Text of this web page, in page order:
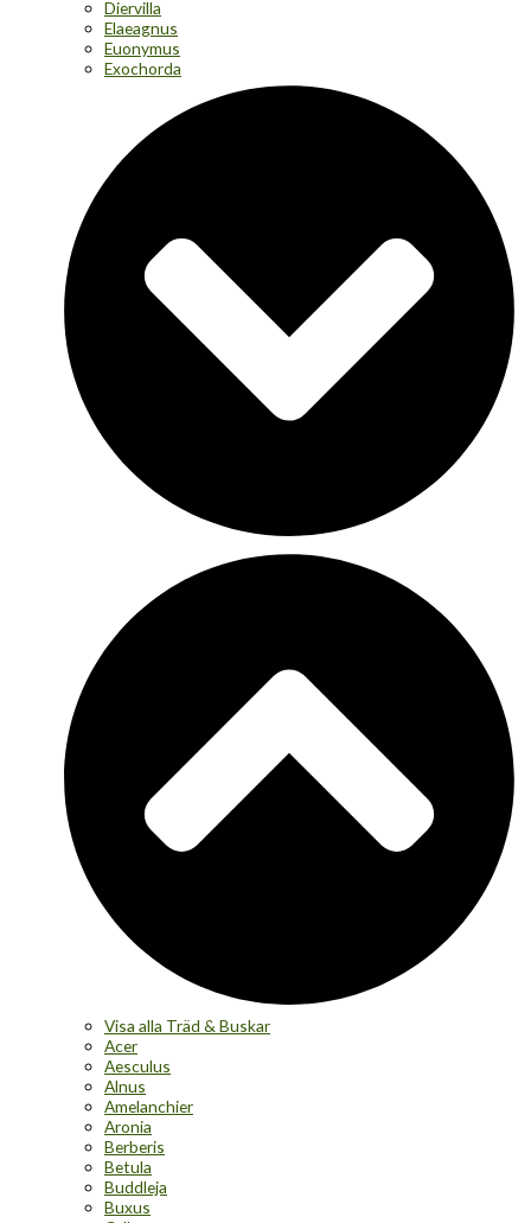
Diervilla
Elaeagnus
Euonymus
Exochorda
Visa alla Träd & Buskar
Acer
Aesculus
Alnus
Amelanchier
Aronia
Berberis
Betula
Buddleja
Buxus